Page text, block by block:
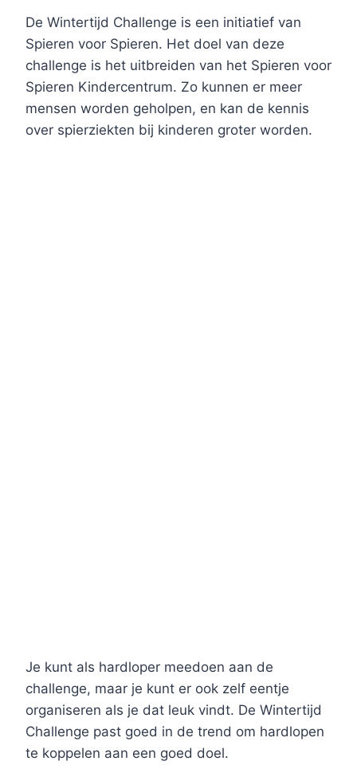
De Wintertijd Challenge is een initiatief van
Spieren voor Spieren. Het doel van deze
challenge is het uitbreiden van het Spieren voor
Spieren Kindercentrum. Zo kunnen er meer
mensen worden geholpen, en kan de kennis
over spierziekten bij kinderen groter worden.
Je kunt als hardloper meedoen aan de
challenge, maar je kunt er ook zelf eentje
organiseren als je dat leuk vindt. De Wintertijd
Challenge past goed in de trend om hardlopen
te koppelen aan een goed doel.